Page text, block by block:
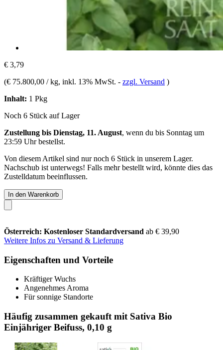
€ 3,79
(€ 75.800,00 / kg, inkl. 13% MwSt. - zzgl. Versand )
Inhalt: 1 Pkg
Noch 6 Stück auf Lager
Zustellung bis Dienstag, 11. August, wenn du bis Sonntag um
23:59 Uhrbestellst.
Von diesem Artikel sind nur noch 6 Stück in unserem Lager.
Nachschub ist unterwegs! Falls mehr bestellt wird, könnte dies das
Zustelldatum beeinflussen.
In den Warenkorb
Österreich: Kostenloser Standardversand ab € 39,90
Weitere Infos zu Versand & Lieferung
Eigenschaften und Vorteile
Kräftiger Wuchs
Angenehmes Aroma
Für sonnige Standorte
Häufig zusammen gekauft mit Sativa Bio
Einjähriger Beifuss, 0,10 g